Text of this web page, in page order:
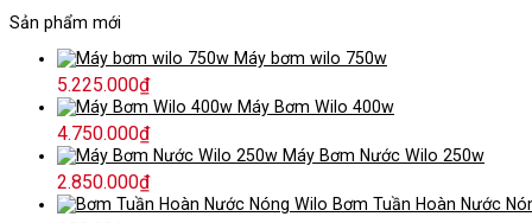
Sản phẩm mới
Máy bơm wilo 750w
5.225.000₫
Máy Bơm Wilo 400w
4.750.000₫
Máy Bơm Nước Wilo 250w
2.850.000₫
Bơm Tuần Hoàn Nước